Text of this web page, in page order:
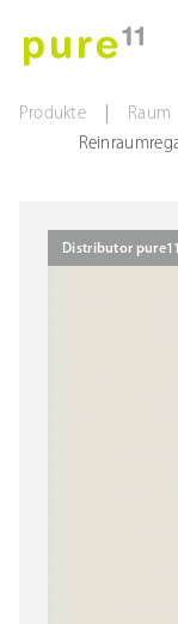
Produkte Raum
Distributor pure11